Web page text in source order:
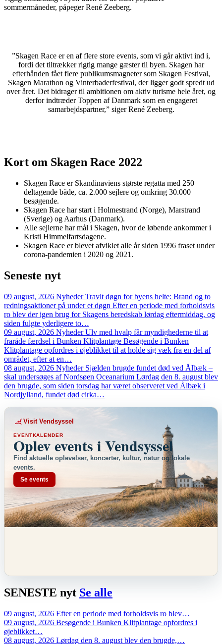
sommermåneder, påpeger René Zeeberg.
”Skagen Race er en af flere store events, som vi går aktivt ind i,
fordi det tiltrækker rigtig mange gæster til byen. Skagen har
efterhånden fået flere publikumsmagneter som Skagen Festival,
Skagen Marathon og Vinterbaderfestival, der ligger godt spredt ud
over året. Det bidrager til ambitionen om aktiv turisme hele året, og
derfor indtræder Toppen af Danmark som en engageret
samarbejdspartner,” siger René Zeeberg.
Kort om Skagen Race 2022
Skagen Race er Skandinaviens største regatta med 250
deltagende både, ca. 2.000 sejlere og omkring 30.000
besøgende.
Skagen Race har start i Holmestrand (Norge), Marstrand
(Sverige) og Aarhus (Danmark).
Alle sejlerne har mål i Skagen, hvor de løbende ankommer i
Kristi Himmelfartsdagene.
Skagen Race er blevet afviklet alle år siden 1996 fraset under
corona-pandemien i 2020 og 2021.
Seneste nyt
09 august, 2026 Nyheder Travlt døgn for byens helte: Brand og to
redningsaktioner på under et døgn Efter en periode med forholdsvis
ro blev der igen brug for Skagens beredskab lørdag eftermiddag, og
siden fulgte yderligere to…
09 august, 2026 Nyheder Ulv med hvalp får myndighederne til at
fraråde færdsel i Bunken Klitplantage Besøgende i Bunken
Klitplantage opfordres i øjeblikket til at holde sig væk fra en del af
området, efter at en…
08 august, 2026 Nyheder Sjælden brugde fundet død ved Ålbæk –
skal undersøges af Nordsøen Oceanarium Lørdag den 8. august blev
den brugde, som siden torsdag har været observeret ved Ålbæk i
Nordjylland, fundet død cirka…
Visit Vendsyssel
EVENTKALENDER
Oplev events i Vendsyssel
Find aktuelle oplevelser, koncerter, kultur, natur og lokale
events.
Se events
SENESTE nyt Se alle
09 august, 2026 Efter en periode med forholdsvis ro blev…
09 august, 2026 Besøgende i Bunken Klitplantage opfordres i
øjeblikket…
08 august, 2026 Lørdag den 8. august blev den brugde,…